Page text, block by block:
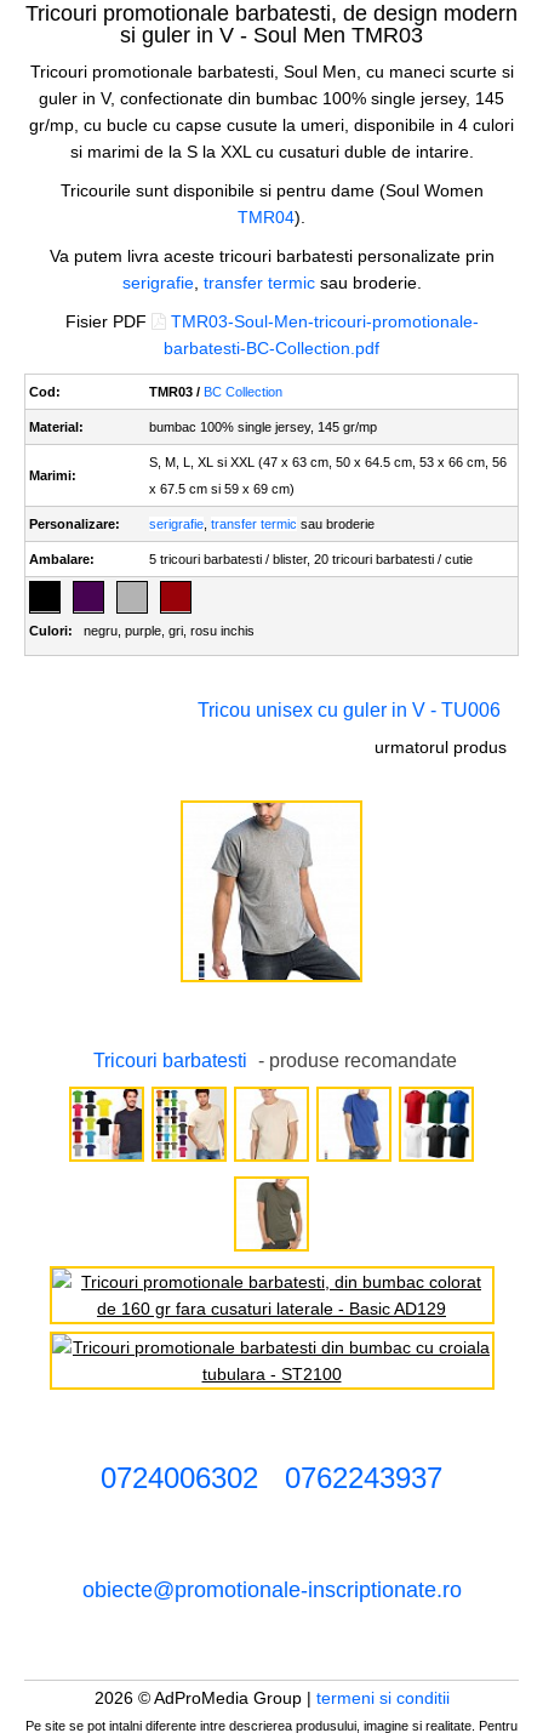
Tricouri promotionale barbatesti, de design modern
si guler in V - Soul Men TMR03
Tricouri promotionale barbatesti, Soul Men, cu maneci scurte si
guler in V, confectionate din bumbac 100% single jersey, 145
gr/mp, cu bucle cu capse cusute la umeri, disponibile in 4 culori
si marimi de la S la XXL cu cusaturi duble de intarire.
Tricourile sunt disponibile si pentru dame (Soul Women
TMR04).
Va putem livra aceste tricouri barbatesti personalizate prin
serigrafie, transfer termicsau broderie.
Fisier PDF
TMR03-Soul-Men-tricouri-promotionale-
barbatesti-BC-Collection.pdf
Cod: TMR03 / BC Collection
Material: bumbac 100% single jersey, 145 gr/mp
Marimi:
S, M, L, XL si XXL (47 x 63 cm, 50 x 64.5 cm, 53 x 66 cm, 56
x 67.5 cm si 59 x 69 cm)
Personalizare: serigrafie transfer termic sau broderie
Ambalare: 5 tricouri barbatesti / blister, 20 tricouri barbatesti / cutie
Culori: negru purple gri rosu inchis
Tricou unisex cu guler in V - TU006
urmatorul produs
Tricouri barbatesti - produse recomandate
0724006302 0762243937
obiecte@promotionale-inscriptionate.ro
2026 © AdProMedia Group | termeni si conditii
Pe site se pot intalni diferente intre descrierea produsului, imagine si realitate. Pentru